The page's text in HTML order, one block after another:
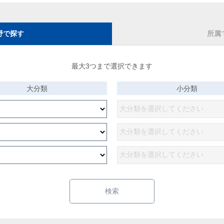
で探す 所属
最大3つまで選択できます
大分類 小分類
検索